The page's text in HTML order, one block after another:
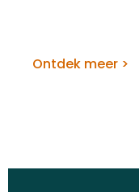
Ontdek meer >